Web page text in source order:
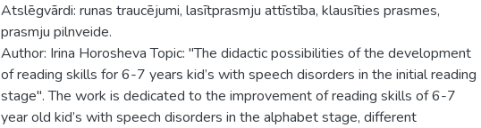
Atslēgvārdi: runas traucējumi, lasītprasmju attīstība, klausīties prasmes,
prasmju pilnveide.
Author: Irina Horosheva Topic: "The didactic possibilities of the development
of reading skills for 6-7 years kid’s with speech disorders in the initial reading
stage". The work is dedicated to the improvement of reading skills of 6-7
year old kid’s with speech disorders in the alphabet stage, different